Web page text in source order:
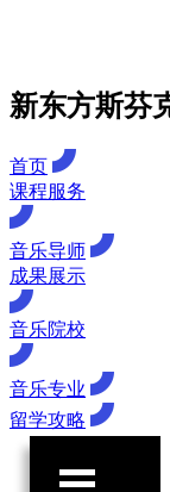
新东方斯芬
首页
课程服务
音乐导师
成果展示
音乐院校
音乐专业
留学攻略